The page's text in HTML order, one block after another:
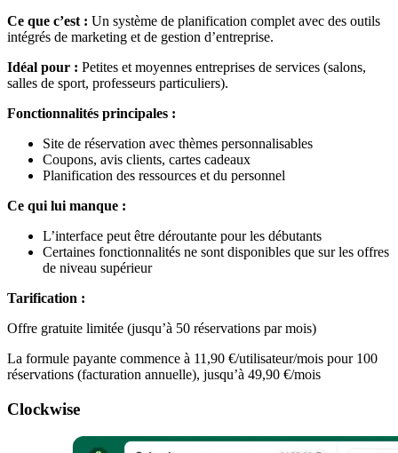
Ce que c’est : Un système de planification complet avec des outils
intégrés de marketing et de gestion d’entreprise.
Idéal pour : Petites et moyennes entreprises de services (salons,
salles de sport, professeurs particuliers).
Fonctionnalités principales :
Site de réservation avec thèmes personnalisables
Coupons, avis clients, cartes cadeaux
Planification des ressources et du personnel
Ce qui lui manque :
L’interface peut être déroutante pour les débutants
Certaines fonctionnalités ne sont disponibles que sur les offres
de niveau supérieur
Tarification :
Offre gratuite limitée (jusqu’à 50 réservations par mois)
La formule payante commence à 11,90 €/utilisateur/mois pour 100
réservations (facturation annuelle), jusqu’à 49,90 €/mois
Clockwise